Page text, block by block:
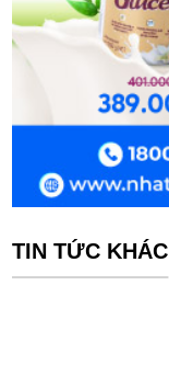
TIN TỨC KHÁC